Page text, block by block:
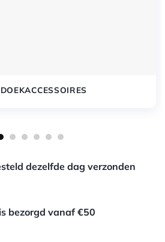
dezelfde dag verzonden
bezorgd vanaf €50